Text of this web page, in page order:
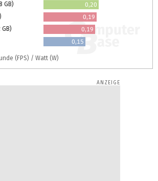
GB)
0,20
0,19
GB)
0,19
0,15
(FPS) / Watt (W)